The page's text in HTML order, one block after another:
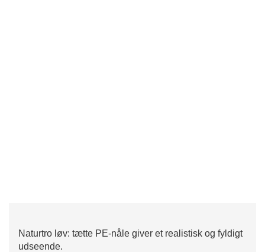
Naturtro løv: tætte PE-nåle giver et realistisk og fyldigt
udseende.